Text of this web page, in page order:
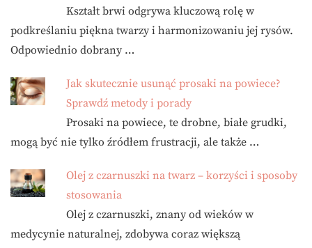
Kształt brwi odgrywa kluczową rolę w
podkreślaniu piękna twarzy i harmonizowaniu jej rysów.
Odpowiednio dobrany …
Jak skutecznie usunąć prosaki na powiece?
Sprawdź metody i porady
Prosaki na powiece, te drobne, białe grudki,
mogą być nie tylko źródłem frustracji, ale także …
Olej z czarnuszki na twarz – korzyści i sposoby
stosowania
Olej z czarnuszki, znany od wieków w
medycynie naturalnej, zdobywa coraz większą